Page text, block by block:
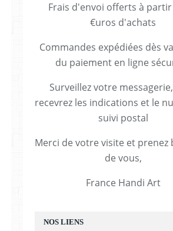
Frais d'envoi offerts à partir
€uros d'achats
Commandes expédiées dès
du paiement en ligne
Surveillez votre
recevrez les indications et le
suivi postal
Merci de votre visite et prenez
de vous,
France Handi Art
NOS LIENS